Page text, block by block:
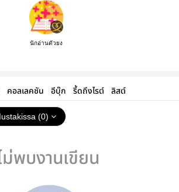
นักอ่านตัวยง
คอลเลคชัน อีบุ๊ก รี้ดถึงไรต์ ลิสต์
(0)
ม่พบงานเขียน